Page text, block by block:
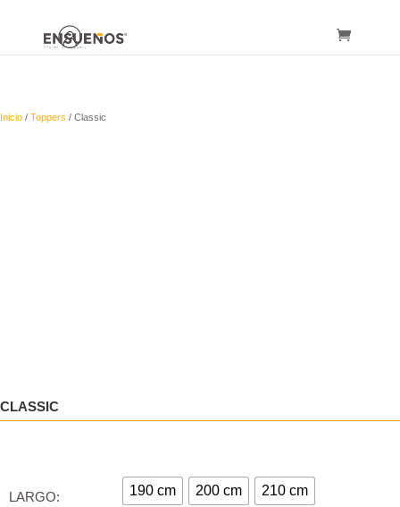
Inicio / Toppers / Classic
CLASSIC
LARGO: 190 cm 200 cm 210 cm